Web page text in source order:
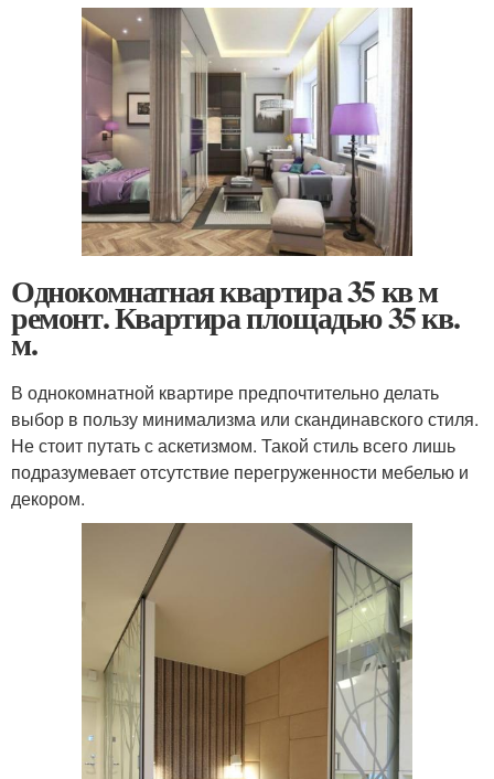
Однокомнатная квартира 35 кв м
ремонт. Квартира площадью 35 кв.
м.
В однокомнатной квартире предпочтительно делать
выбор в пользу минимализма или скандинавского стиля.
Не стоит путать с аскетизмом. Такой стиль всего лишь
подразумевает отсутствие перегруженности мебелью и
декором.